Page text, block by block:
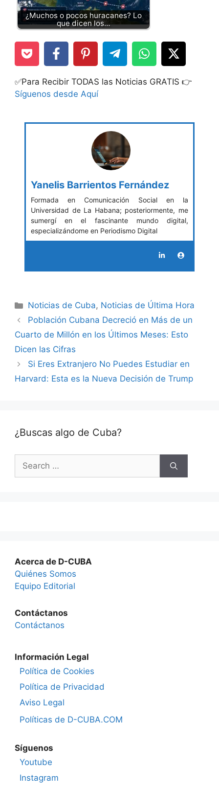
¿Muchos o pocos huracanes? Lo
que dicen los…
✅Para Recibir TODAS las Noticias GRATIS 👉
Síguenos desde Aquí
Yanelis Barrientos Fernández
Formada en Comunicación Social en la
Universidad de La Habana; posteriormente, me
sumergí en el fascinante mundo digital,
especializándome en Periodismo Digital
Categories
Noticias de Cuba, Noticias de Última Hora
Población Cubana Decreció en Más de un
Cuarto de Millón en los Últimos Meses: Esto
Dicen las Cifras
Si Eres Extranjero No Puedes Estudiar en
Harvard: Esta es la Nueva Decisión de Trump
¿Buscas algo de Cuba?
Search
for:
Acerca de D-CUBA
Quiénes Somos
Equipo Editorial
Contáctanos
Contáctanos
Información Legal
Política de Cookies
Política de Privacidad
Aviso Legal
Políticas de D-CUBA.COM
Síguenos
Youtube
Instagram